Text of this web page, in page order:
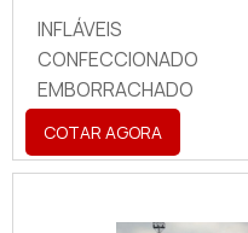
INFLÁVEIS
EMBORRACHADO
COTAR AGORA